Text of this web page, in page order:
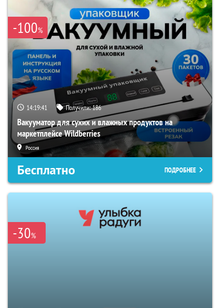
-100%
14:19:40 Получили:186
Вакууматор для сухих и влажных продуктов на
маркетплейсе Wildberries
Россия
Бесплатно ПОДРОБНЕЕ
-30%